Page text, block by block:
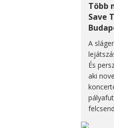
Több
Save
A
És
aki